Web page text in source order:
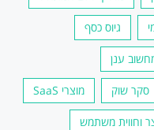
גיוס כסף
ענן
סקר שוק מוצרי SaaS
וחווית משתמש